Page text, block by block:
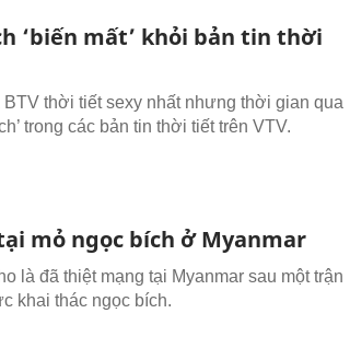
‘biến mất’ khỏi bản tin thời
thời tiết sexy nhất nhưng thời gian qua
trong các bản tin thời tiết trên VTV.
mỏ ngọc bích ở Myanmar
là đã thiệt mạng tại Myanmar sau một trận
khai thác ngọc bích.